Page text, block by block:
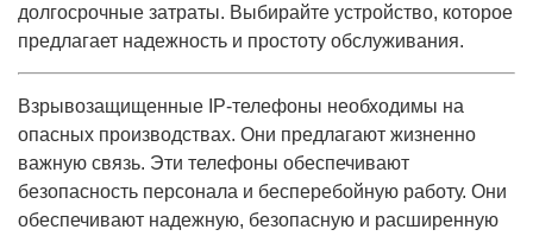
долгосрочные затраты. Выбирайте устройство, которое
предлагает надежность и простоту обслуживания.
Взрывозащищенные IP-телефоны необходимы на
опасных производствах. Они предлагают жизненно
важную связь. Эти телефоны обеспечивают
безопасность персонала и бесперебойную работу. Они
обеспечивают надежную, безопасную и расширенную